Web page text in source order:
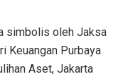
simbolis oleh Jaksa
Keuangan Purbaya
Aset, Jakarta